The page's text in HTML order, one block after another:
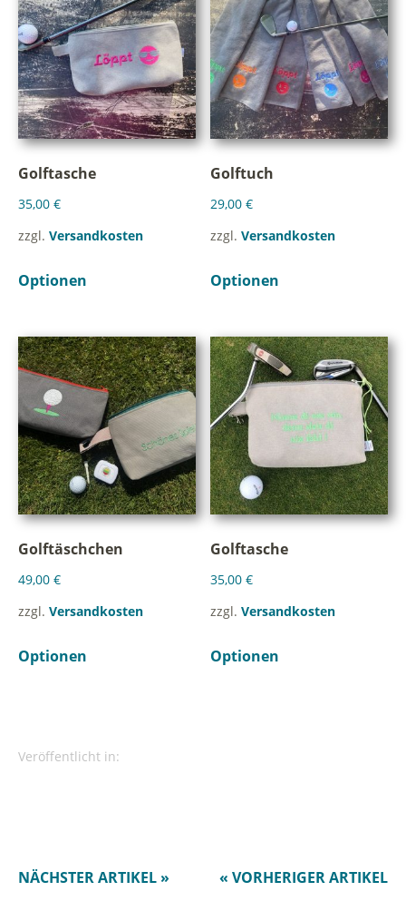
Golftasche
35,00 €
zzgl. Versandkosten
Optionen
Golftuch
29,00€
zzgl.Versandkosten
Optionen
Golftäschchen
49,00 €
zzgl. Versandkosten
Optionen
Golftasche
35,00€
zzgl.Versandkosten
Optionen
Veröffentlicht in:
NÄCHSTER ARTIKEL » « VORHERIGER ARTIKEL